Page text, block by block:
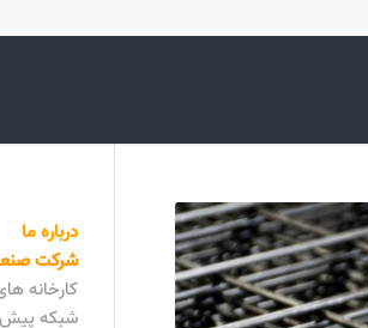
درباره ما
شرکت
کارخانه
شبکه